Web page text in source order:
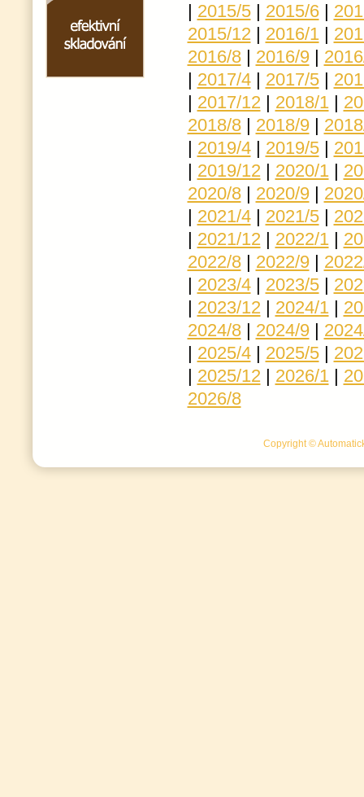
| 2015/5| 2015/6|
2015/12| 2016/1|
2016/8| 2016/9|
| 2017/4| 2017/5|
| 2017/12| 2018/1|
2018/8| 2018/9|
| 2019/4| 2019/5|
| 2019/12| 2020/1|
2020/8| 2020/9|
| 2021/4| 2021/5|
| 2021/12| 2022/1|
2022/8| 2022/9|
| 2023/4| 2023/5|
| 2023/12| 2024/1|
2024/8| 2024/9|
| 2025/4| 2025/5|
| 2025/12| 2026/1|
2026/8
Copyright ©